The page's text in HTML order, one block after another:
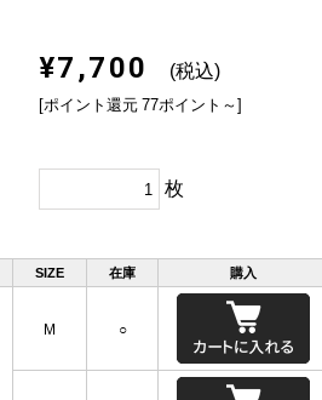
¥7,700 (税込)
[ポイント還元 77ポイント～]
枚
SIZE 在庫 購入
M ○